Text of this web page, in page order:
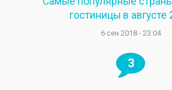
гостиницы в августе
6 сен 2018 - 23:04
3